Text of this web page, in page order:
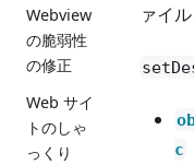
Webview
の脆弱性
の修正
Web サイ
トのしゃ
っくり
ァイ
c